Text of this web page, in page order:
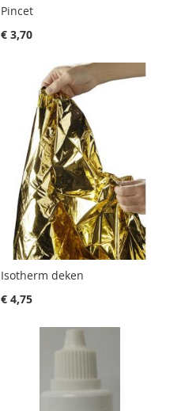
Pincet
€ 3,70
Isotherm deken
€ 4,75